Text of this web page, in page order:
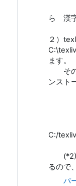
なお
ら 漢
２）
ます。
その
ンスト
TeX
ド
C:/
(*2)
るので
パ